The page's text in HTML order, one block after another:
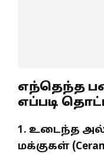
எந்தெந்த
எப்படி
1. உடைந்த
மக்குகள் (